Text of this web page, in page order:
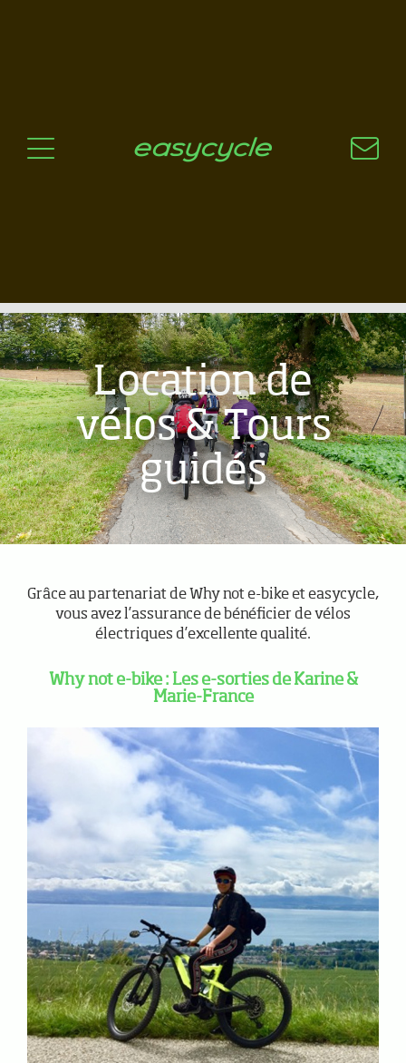
Questions / Réponses
Location de
vélos & Tours
guidés
Grâce au partenariat de Why not e-bike et easycycle,
vous avez l’assurance de bénéficier de vélos
électriques d’excellente qualité.
Why not e-bike : Les e-sorties de Karine &
Marie-France